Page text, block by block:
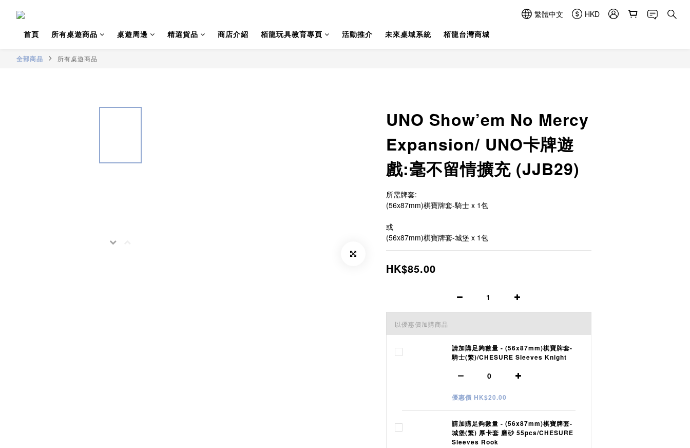
繁體中文
HKD
首頁
所有桌遊商品 桌遊周邊 精選貨品 商店介紹 栢龍玩具教育專頁 活動推介 未來桌域系統 栢龍台灣商城
全部商品 所有桌遊商品
UNO Show’em No Mercy
Expansion/ UNO卡牌遊
戲:毫不留情擴充 (JJB29)
所需牌套:
(56x87mm)棋寶牌套-騎士 x 1包
或
(56x87mm)棋寶牌套-城堡 x 1包
HK$85.00
以優惠價加購商品
請加購足夠數量 - (56x87mm)棋寶牌套-
騎士(繁)/CHESURE Sleeves Knight
優惠價 HK$20.00
請加購足夠數量 - (56x87mm)棋寶牌套-
城堡(繁) 厚卡套 磨砂 55pcs/CHESURE
Sleeves Rook